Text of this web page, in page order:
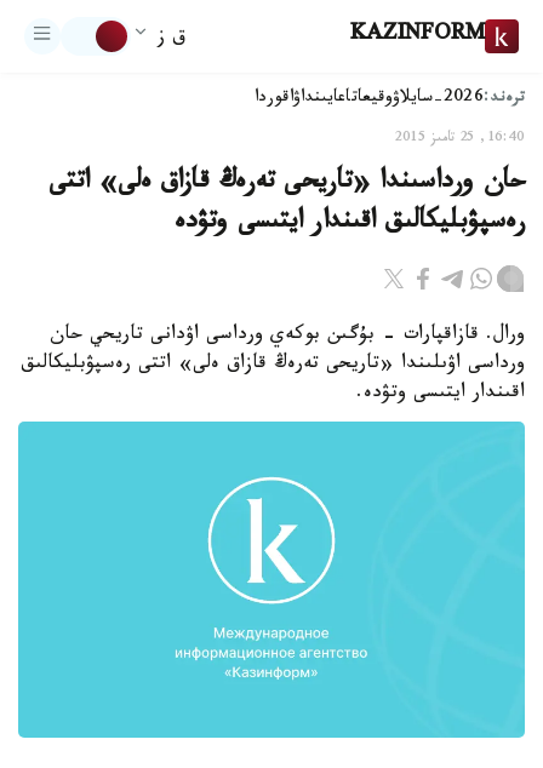
KAZINFORM ق ز
ترەند:2026-سايلاۋ وقيعاتاعايىنداۋاقوردا
16:40, 25 تامىز 2015
حان ورداسىندا «تاريحى تەرەڭ قازاق ەلى» اتتى
رەسپۋبليكالىق اقىندار ايتىسى وتۋدە
ورال. قازاقپارات - بۇگىن بوكەي ورداسى اۋدانى تاريحي حان
ورداسى اۋىلىندا «تاريحى تەرەڭ قازاق ەلى» اتتى رەسپۋبليكالىق
اقىندار ايتىسى وتۋدە.